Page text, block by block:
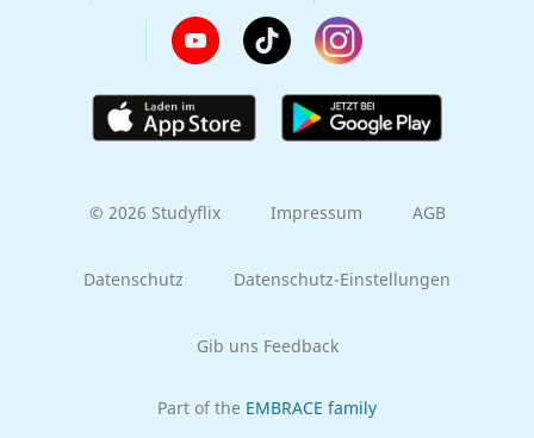
© 2026 Studyflix Impressum AGB
Datenschutz Datenschutz-Einstellungen
Gib uns Feedback
Part of the EMBRACE family